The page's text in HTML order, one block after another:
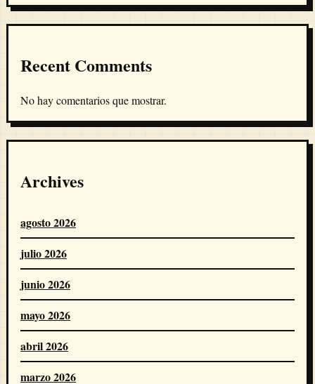
Recent Comments
No hay comentarios que mostrar.
Archives
agosto 2026
julio 2026
junio 2026
mayo 2026
abril 2026
marzo 2026